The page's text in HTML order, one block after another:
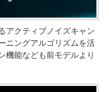
アクティブノイズキャン
ニングアルゴリズムを活
機能なども前モデルより